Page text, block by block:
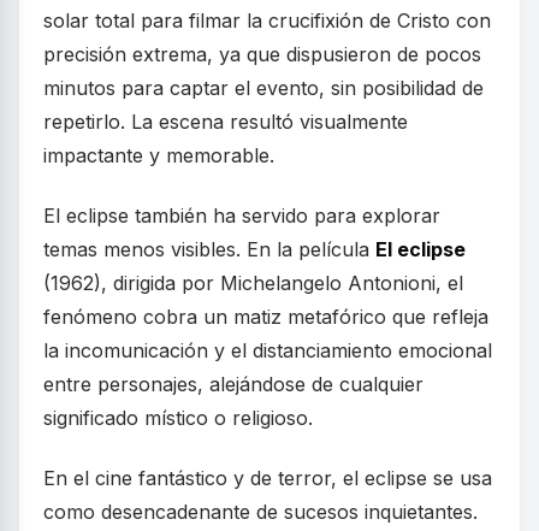
solar total para filmar la crucifixión de Cristo con
precisión extrema, ya que dispusieron de pocos
minutos para captar el evento, sin posibilidad de
repetirlo. La escena resultó visualmente
impactante y memorable.
El eclipse también ha servido para explorar
temas menos visibles. En la película El eclipse
(1962), dirigida por Michelangelo Antonioni, el
fenómeno cobra un matiz metafórico que refleja
la incomunicación y el distanciamiento emocional
entre personajes, alejándose de cualquier
significado místico o religioso.
En el cine fantástico y de terror, el eclipse se usa
como desencadenante de sucesos inquietantes.